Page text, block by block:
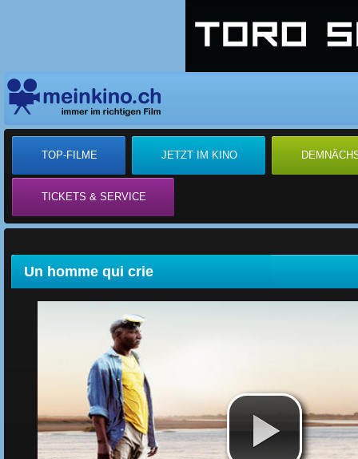
TOP-FILME JETZT IM KINO
TICKETS & SERVICE
Un homme qui crie